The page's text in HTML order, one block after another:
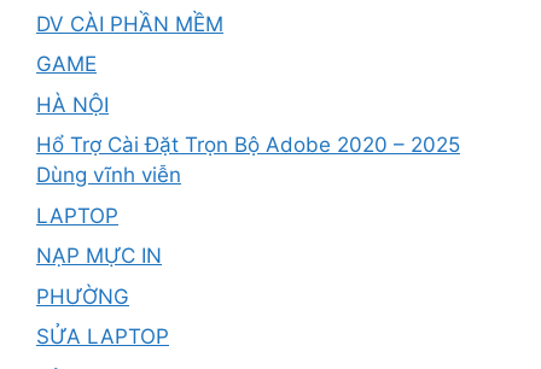
DV CÀI PHẦN MỀM
GAME
HÀ NỘI
Hổ Trợ Cài Đặt Trọn Bộ Adobe 2020 – 2025
Dùng vĩnh viễn
LAPTOP
NẠP MỰC IN
PHƯỜNG
SỬA LAPTOP